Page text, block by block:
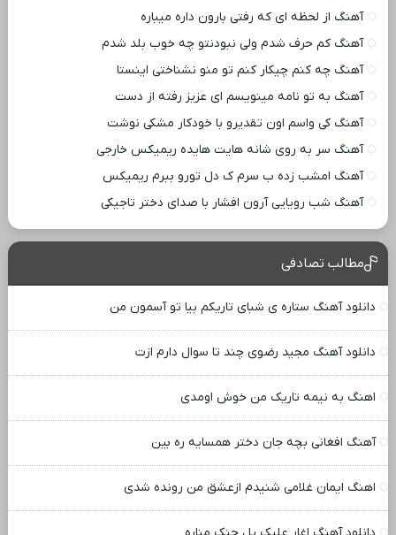
آهنگ از لحظه ای که رفتی بارون داره میباره
آهنگ کم حرف شدم ولی نبودنتو چه خوب بلد شدم
آهنگ چه کنم چیکار کنم تو منو نشناختی اینستا
آهنگ به تو نامه مینویسم ای عزیز رفته از دست
آهنگ کی واسم اون تقدیرو با خودکار مشکی نوشت
آهنگ سر به روی شانه هایت هایده ریمیکس خارجی
آهنگ امشب زده ب سرم ک دل تورو ببرم ریمیکس
آهنگ شب رویایی آرون افشار با صدای دختر تاجیکی
مطالب تصادفی
دانلود آهنگ ستاره ی شبای تاریکم بیا تو آسمون من
دانلود آهنگ مجید رضوی چند تا سوال دارم ازت
اهنگ به نیمه تاریک من خوش اومدی
آهنگ افغانی بچه جان دختر همسایه ره بین
اهنگ ایمان غلامی شنیدم ازعشق من رونده شدی